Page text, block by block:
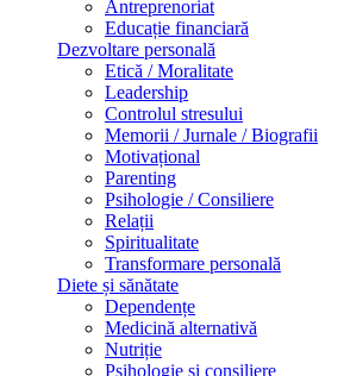
Antreprenoriat
Educație financiară
Dezvoltare personală
Etică / Moralitate
Leadership
Controlul stresului
Memorii / Jurnale / Biografii
Motivațional
Parenting
Psihologie / Consiliere
Relații
Spiritualitate
Transformare personală
Diete și sănătate
Dependențe
Medicină alternativă
Nutriție
Psihologie și consiliere